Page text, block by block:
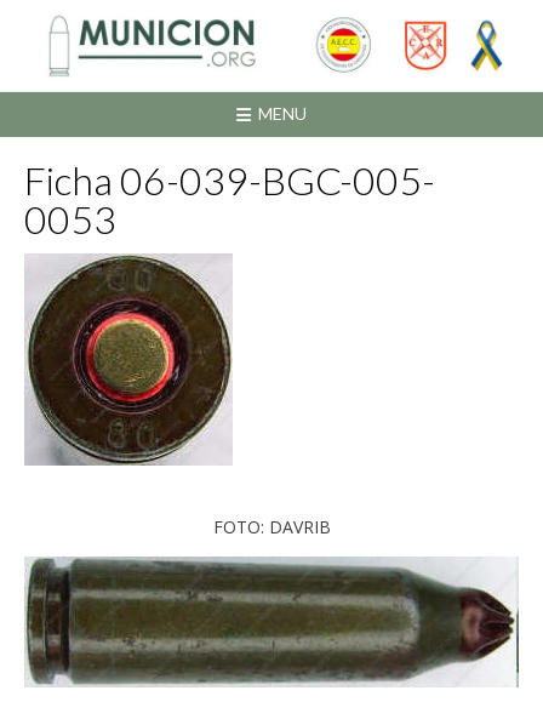
contenido
MENU
Ficha 06-039-BGC-005-
0053
FOTO: DAVRIB